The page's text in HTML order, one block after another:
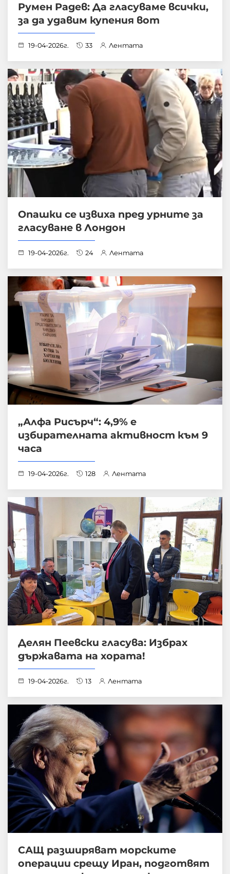
Румен Радев: Да гласуваме всички,
за да удавим купения вот
19-04-2026г. 33 Лентата
Опашки се извиха пред урните за
гласуване в Лондон
19-04-2026г. 24 Лентата
„Алфа Рисърч“: 4,9% е
избирателната активност към 9
часа
19-04-2026г. 128 Лентата
Делян Пеевски гласува: Избрах
държавата на хората!
19-04-2026г. 13 Лентата
САЩ разширяват морските
операции срещу Иран, подготвят